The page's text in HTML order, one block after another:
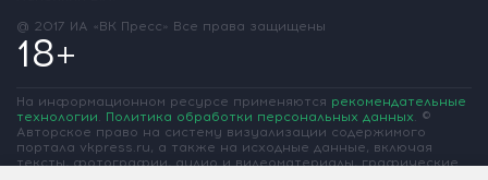
@ 2017 ИА «ВК Пресс» Все права защищены
18+
На информационном ресурсе применяются рекомендательные
технологии. Политика обработки персональных данных. ©
Авторское право на систему визуализации содержимого
портала vkpress.ru, а также на исходные данные, включая
тексты, фотографии, аудио и видеоматериалы, графические